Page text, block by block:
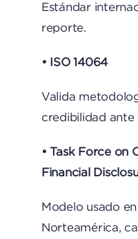
Estándar
reporte.
• ISO 14064
Valida
credibilidad ante
• Task Force on
Financial
Modelo usado
Norteamérica,